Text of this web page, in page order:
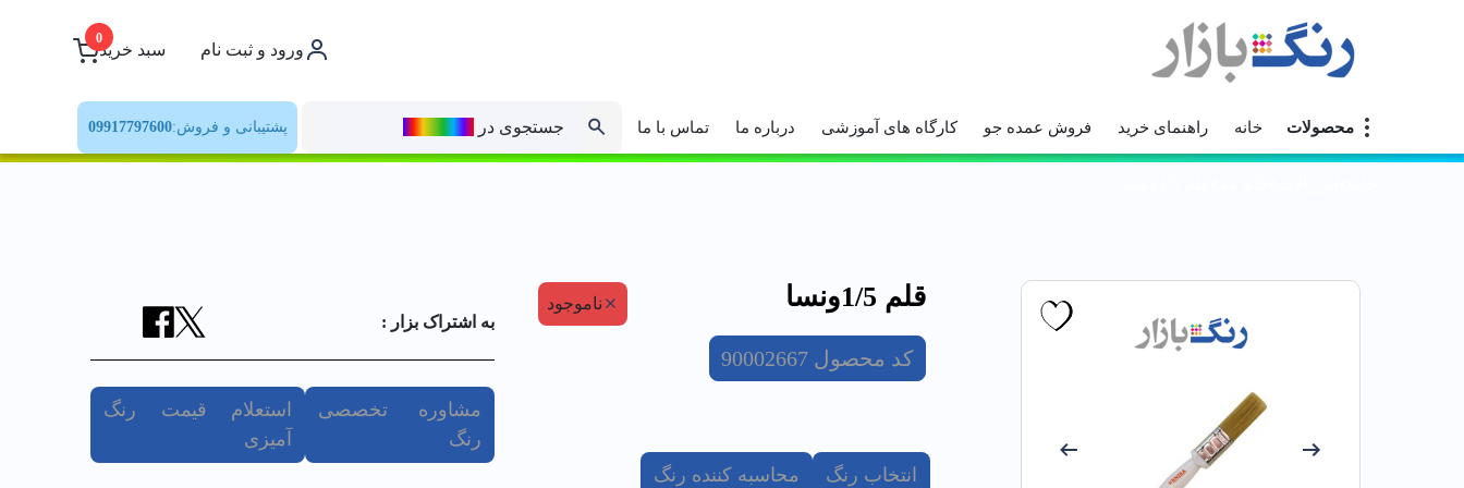
ورود و ثبت نام سبد خرید
0
محصولات خانه راهنمای خرید فروش عمده جو کارگاه های آموزشی درباره ما تماس با ما جستجوی در پشتیبانی و فروش:09917797600
قلم 1/5ونسا ناموجود
کد محصول90002667
انتخاب رنگ محاسبه کننده رنگ
به اشتراک بزار :
مشاوره تخصصی
رنگ
استعلام قیمت رنگ
آمیزی